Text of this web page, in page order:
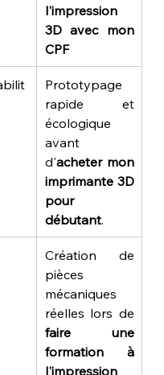
l'impression
3D avec mon
CPF
Prototypage
rapide et
écologique
avant
d'acheter mon
imprimante 3D
pour
débutant.
Création de
pièces
mécaniques
faire une
formation à
l'impression